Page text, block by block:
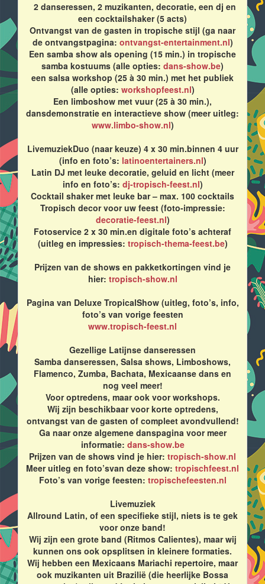
2 danseressen, 2 muzikanten, decoratie, een dj en
een cocktailshaker (5 acts)
Ontvangst van de gasten in tropische stijl (ga naar
de ontvangstpagina: ontvangst-entertainment.nl)
Een samba show als opening (15 min.) in tropische
samba kostuums (alle opties: dans-show.be)
een salsa workshop (25 à 30 min.) met het publiek
(alle opties: workshopfeest.nl)
Een limboshow met vuur (25 à 30 min.),
dansdemonstratie en interactieve show (meer uitleg:
www.limbo-show.nl)
LivemuziekDuo (naar keuze) 4 x 30 min.binnen 4 uur
(info en foto’s: latinoentertainers.nl)
Latin DJ met leuke decoratie, geluid en licht (meer
info en foto’s: dj-tropisch-feest.nl)
Cocktail shaker met leuke bar – max. 100 cocktails
Tropisch decor voor uw feest (foto-impressie:
decoratie-feest.nl)
Fotoservice 2 x 30 min.en digitale foto’s achteraf
(uitleg en impressies: tropisch-thema-feest.be)
Prijzen van de shows en pakketkortingen vind je
hier: tropisch-show.nl
Pagina van Deluxe TropicalShow (uitleg, foto’s, info,
foto’s van vorige feesten
www.tropisch-feest.nl
Gezellige Latijnse danseressen
Samba danseressen, Salsa shows, Limboshows,
Flamenco, Zumba, Bachata, Mexicaanse dans en
nog veel meer!
Voor optredens, maar ook voor workshops.
Wij zijn beschikbaar voor korte optredens,
ontvangst van de gasten of compleet avondvullend!
Ga naar onze algemene danspagina voor meer
informatie: dans-show.be
Prijzen van de shows vind je hier: tropisch-show.nl
Meer uitleg en foto’svan deze show: tropischfeest.nl
Foto’s van vorige feesten: tropischefeesten.nl
Livemuziek
Allround Latin, of een specifieke stijl, niets is te gek
voor onze band!
Wij zijn een grote band (Ritmos Calientes), maar wij
kunnen ons ook opsplitsen in kleinere formaties.
Wij hebben een Mexicaans Mariachi repertoire, maar
ook muzikanten uit Brazilië (die heerlijke Bossa